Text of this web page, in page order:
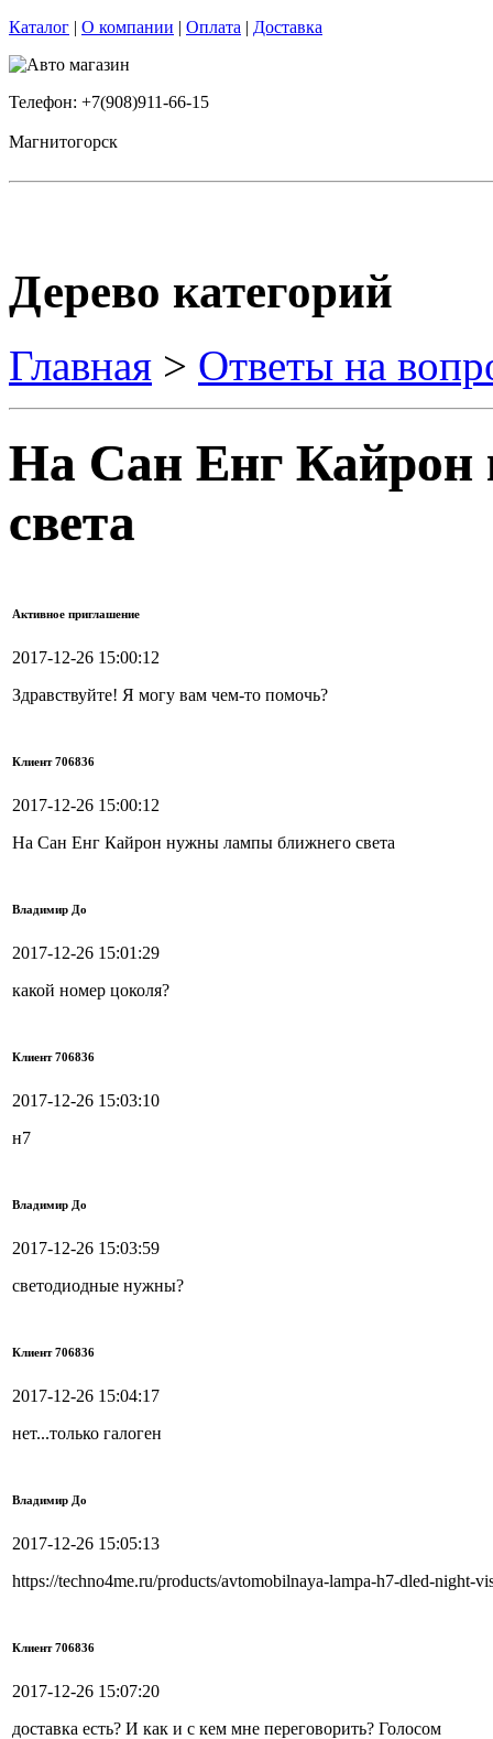
Каталог | О компании | Оплата | Доставка
Телефон: +7(908)911-66-15
Магнитогорск
Дерево категорий
Главная > Ответы на
На Сан Енг
света
Активное приглашение
2017-12-26 15:00:12
Здравствуйте! Я могу вам чем-то помочь?
Клиент 706836
2017-12-26 15:00:12
На Сан Енг Кайрон нужны лампы ближнего света
Владимир До
2017-12-26 15:01:29
какой номер цоколя?
Клиент 706836
2017-12-26 15:03:10
н7
Владимир До
2017-12-26 15:03:59
светодиодные нужны?
Клиент 706836
2017-12-26 15:04:17
нет...только галоген
Владимир До
2017-12-26 15:05:13
https://techno4me.ru/products/avtomobilnaya-lampa-h7-dled-night-
Клиент 706836
2017-12-26 15:07:20
доставка есть? И как и с кем мне переговорить? Голосом